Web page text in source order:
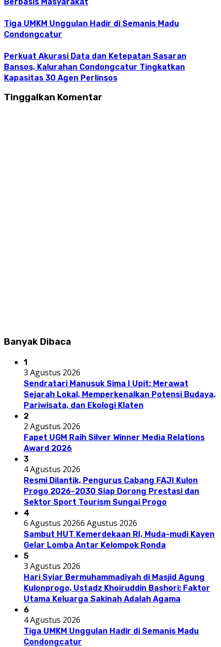
Tiga UMKM Unggulan Hadir di Semanis Madu
Condongcatur
Perkuat Akurasi Data dan Ketepatan Sasaran
Bansos, Kalurahan Condongcatur Tingkatkan
Kapasitas 30 Agen Perlinsos
Tinggalkan Komentar
Banyak Dibaca
1
3 Agustus 2026
Sendratari Manusuk Sima I Upit: Merawat
Sejarah Lokal, Memperkenalkan Potensi Budaya,
Pariwisata, dan Ekologi Klaten
2
2 Agustus 2026
Fapet UGM Raih Silver Winner Media Relations
Award 2026
3
4 Agustus 2026
Resmi Dilantik, Pengurus Cabang FAJI Kulon
Progo 2026-2030 Siap Dorong Prestasi dan
Sektor Sport Tourism Sungai Progo
4
6 Agustus 20266 Agustus 2026
Sambut HUT Kemerdekaan RI, Muda-mudi Kayen
Gelar Lomba Antar Kelompok Ronda
5
3 Agustus 2026
Hari Syiar Bermuhammadiyah di Masjid Agung
Kulonprogo, Ustadz Khoiruddin Bashori: Faktor
Utama Keluarga Sakinah Adalah Agama
6
4 Agustus 2026
Tiga UMKM Unggulan Hadir di Semanis Madu
Condongcatur